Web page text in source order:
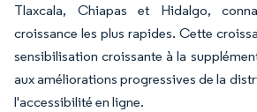
Tlaxcala, Chiapas et Hidalgo,
croissance les plus rapides. Cette
sensibilisation croissante à la
aux améliorations progressives de la
l'accessibilité en ligne.